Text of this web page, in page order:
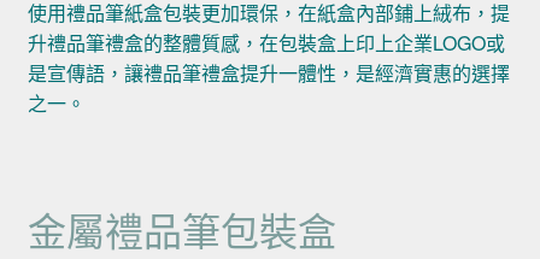
使用禮品筆紙盒包裝更加環保，在紙盒內部鋪上絨布，提
升禮品筆禮盒的整體質感，在包裝盒上印上企業LOGO或
是宣傳語，讓禮品筆禮盒提升一體性，是經濟實惠的選擇
之一。
金屬禮品筆包裝盒